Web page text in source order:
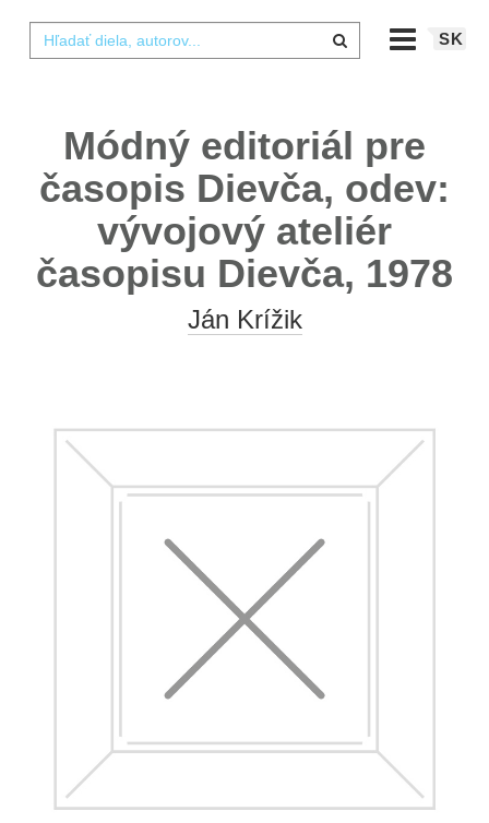
SK
Módný editoriál pre
časopis Dievča, odev:
vývojový ateliér
časopisu Dievča, 1978
Ján Krížik